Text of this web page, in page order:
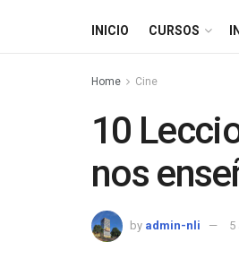
INICIO CURSOS
Home Cine
10
nos
by admin-nli 5